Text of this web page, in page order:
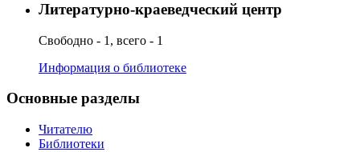
Литературно-краеведческий центр
Свободно - 1, всего - 1
Информация о библиотеке
Основные разделы
Читателю
Библиотеки